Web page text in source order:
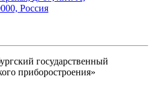
Россия
государственный
приборостроения»